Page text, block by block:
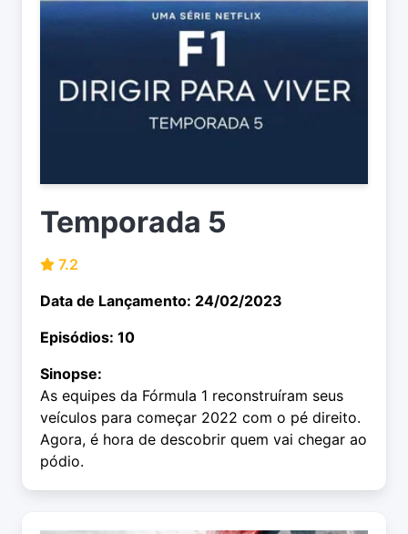
Temporada 5
7.2
Data de Lançamento: 24/02/2023
Episódios: 10
Sinopse:
As equipes da Fórmula 1 reconstruíram seus
veículos para começar 2022 com o pé direito.
Agora, é hora de descobrir quem vai chegar ao
pódio.